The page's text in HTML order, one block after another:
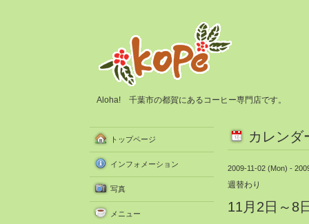
Aloha! 千葉市の都賀にあるコーヒー専門店です。
カレンダ
2009-11-02 (Mon) -
週替わり
11月2日～8
トップページ
インフォメーション
写真
メニュー